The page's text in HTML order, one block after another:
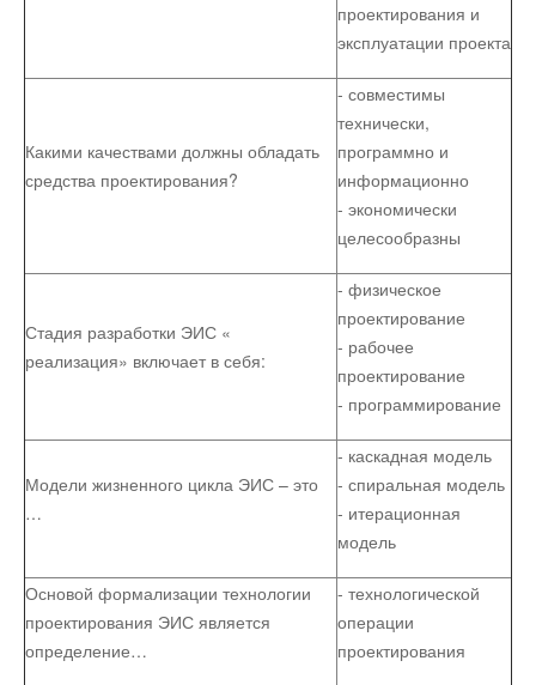
проектирования и
эксплуатации проекта
Какими качествами должны обладать
средства проектирования?
- совместимы
технически,
программно и
информационно
- экономически
целесообразны
Стадия разработки ЭИС «
реализация» включает в себя:
- физическое
проектирование
- рабочее
проектирование
- программирование
Модели жизненного цикла ЭИС – это
…
- каскадная модель
- спиральная модель
- итерационная
модель
Основой формализации технологии
проектирования ЭИС является
определение…
- технологической
операции
проектирования